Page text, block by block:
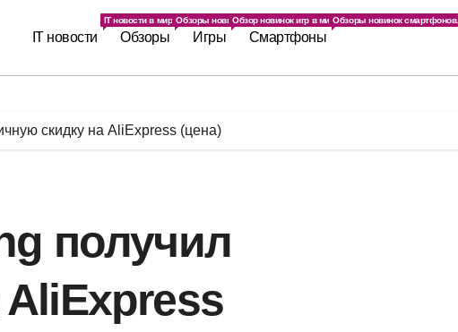
IT новости
IT новости в мире. Последние IT новинки.
Обзоры
Обзоры новинок IT индустрии.
Игры
Обзор новинок игр в мире.
Смартфоны
Обзоры новинок смартфонов.
скидку на AliExpress (цена)
получил